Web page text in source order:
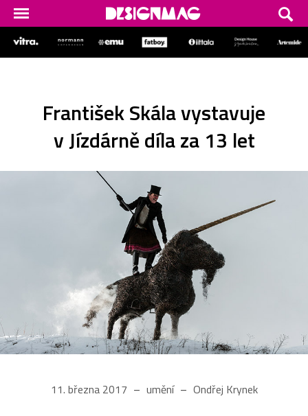
František Skála vystavuje
v Jízdárně díla za 13 let
11. března 2017 umění Ondřej Krynek